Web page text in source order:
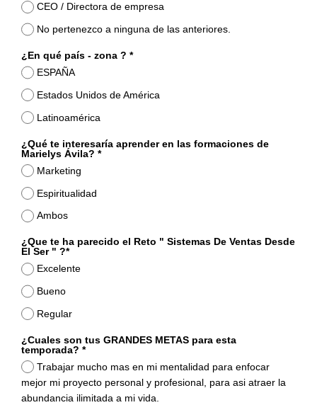
CEO / Directora de empresa
No pertenezco a ninguna de las anteriores.
¿En qué país - zona ? *
ESPAÑA
Estados Unidos de América
Latinoamérica
¿Qué te interesaría aprender en las formaciones de
Marielys Ávila? *
Marketing
Espiritualidad
Ambos
¿Que te ha parecido el Reto " Sistemas De Ventas Desde
El Ser " ?*
Excelente
Bueno
Regular
¿Cuales son tus GRANDES METAS para esta
temporada? *
Trabajar mucho mas en mi mentalidad para enfocar
mejor mi proyecto personal y profesional, para asi atraer la
abundancia ilimitada a mi vida.